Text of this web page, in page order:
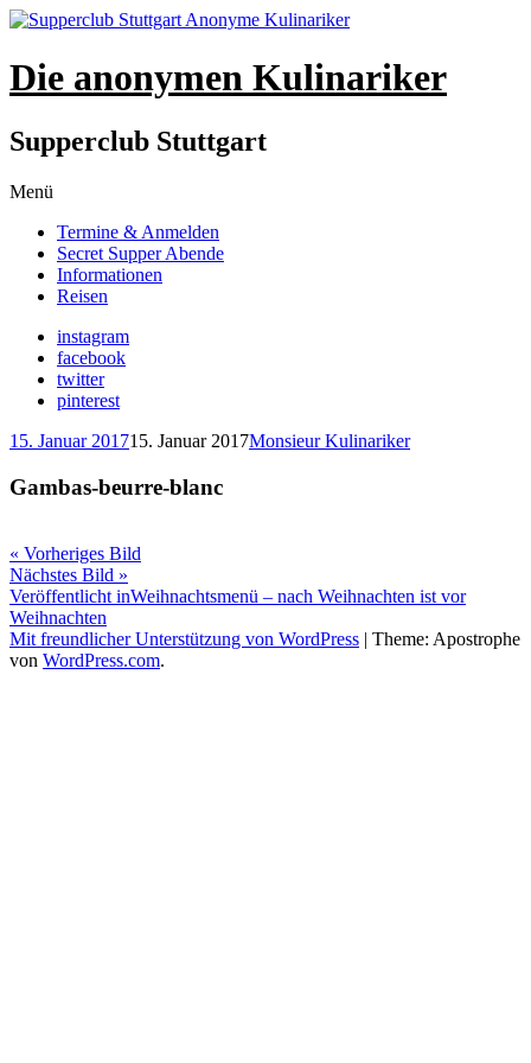
Die anonymen Kulinariker
Supperclub Stuttgart
Menü
springen
Termine & Anmelden
Secret Supper Abende
Informationen
Reisen
instagram
facebook
twitter
pinterest
15. Januar 201715. Januar 2017Monsieur Kulinariker
Gambas-beurre-blanc
« Vorheriges Bild
Nächstes Bild »
Beitragsnavigation
Veröffentlicht inWeihnachtsmenü – nach Weihnachten ist vor
Weihnachten
Mit freundlicher Unterstützung von WordPress | Theme: Apostrophe
von WordPress.com.